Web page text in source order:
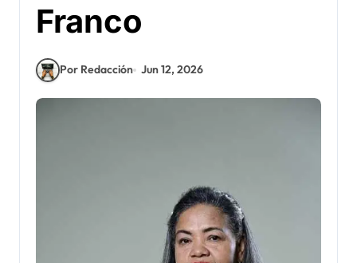
Franco
Por Redacción Jun 12, 2026